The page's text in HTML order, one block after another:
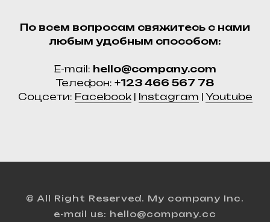
По всем вопросам свяжитесь с нами
любым удобным способом:
E-mail: hello@company.com
Телефон: +123 466 567 78
Соцсети: Facebook| Instagram | Youtube
© All Right Reserved. My company Inc.
e-mail us: hello@company.cc